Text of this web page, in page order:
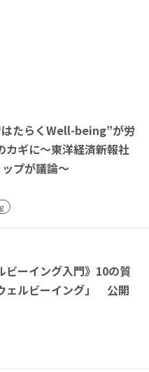
はたらくWell-being”が労
カギに～東洋経済新報社
プが議論～
ーイング入門》10の質
ェルビーイング」 公開